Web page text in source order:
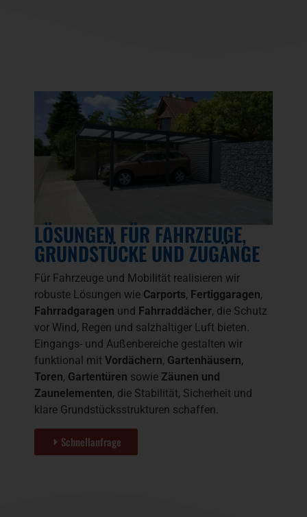
LÖSUNGEN FÜR FAHRZEUGE,
GRUNDSTÜCKE UND ZUGÄNGE
Für Fahrzeuge und Mobilität realisieren wir
robuste Lösungen wie Carports, Fertiggaragen,
Fahrradgaragen und Fahrraddächer, die Schutz
vor Wind, Regen und salzhaltiger Luft bieten.
Eingangs- und Außenbereiche gestalten wir
funktional mit Vordächern, Gartenhäusern,
Toren, Gartentüren sowie Zäunen und
Zaunelementen, die Stabilität, Sicherheit und
klare Grundstücksstrukturen schaffen.
Schnellanfrage